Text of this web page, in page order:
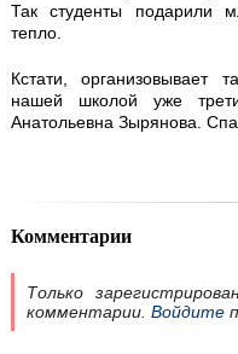
Так студенты подарили
тепло.
Кстати, организовывает
нашей школой уже
Анатольевна Зырянова.
Комментарии
Только
комментарии. Войдите